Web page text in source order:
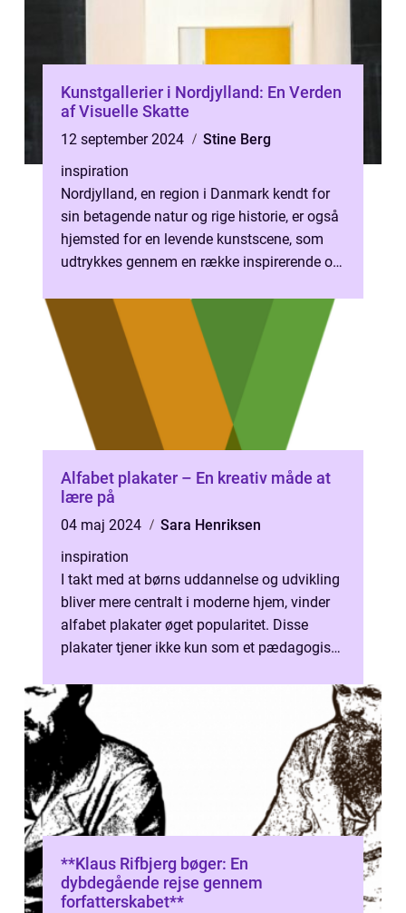
Kunstgallerier i Nordjylland: En Verden
af Visuelle Skatte
12 september 2024
Stine Berg
inspiration
Nordjylland, en region i Danmark kendt for
sin betagende natur og rige historie, er også
hjemsted for en levende kunstscene, som
udtrykkes gennem en række inspirerende og
Alfabet plakater – En kreativ måde at
lære på
04 maj 2024
Sara Henriksen
inspiration
I takt med at børns uddannelse og udvikling
bliver mere centralt i moderne hjem, vinder
alfabet plakater øget popularitet. Disse
plakater tjener ikke kun som et pædagogisk
**Klaus Rifbjerg bøger: En
dybdegående rejse gennem
forfatterskabet**